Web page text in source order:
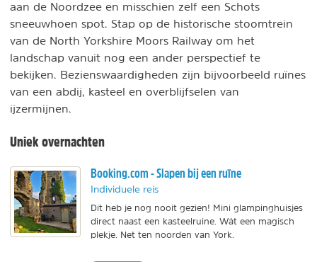
aan de Noordzee en misschien zelf een Schots
sneeuwhoen spot. Stap op de historische stoomtrein
van de North Yorkshire Moors Railway om het
landschap vanuit nog een ander perspectief te
bekijken. Bezienswaardigheden zijn bijvoorbeeld ruïnes
van een abdij, kasteel en overblijfselen van
ijzermijnen.
Uniek overnachten
Booking.com - Slapen bij een ruïne
Individuele reis
Dit heb je nog nooit gezien! Mini glampinghuisjes
direct naast een kasteelruine. Wát een magisch
plekje. Net ten noorden van York.